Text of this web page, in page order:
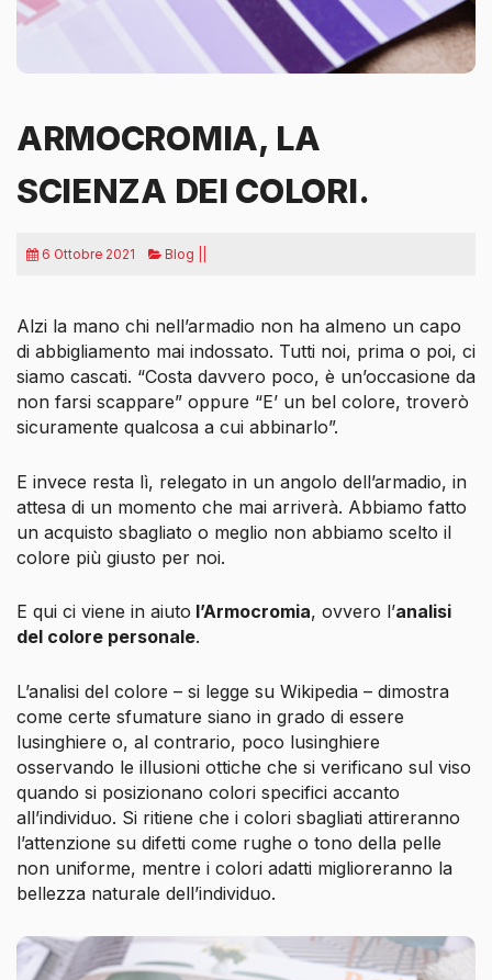
ARMOCROMIA, LA
SCIENZA DEI COLORI.
6 Ottobre 2021 Blog ||
Alzi la mano chi nell’armadio non ha almeno un capo
di abbigliamento mai indossato. Tutti noi, prima o poi, ci
siamo cascati. “Costa davvero poco, è un’occasione da
non farsi scappare” oppure “E’ un bel colore, troverò
sicuramente qualcosa a cui abbinarlo”.
E invece resta lì, relegato in un angolo dell’armadio, in
attesa di un momento che mai arriverà. Abbiamo fatto
un acquisto sbagliato o meglio non abbiamo scelto il
colore più giusto per noi.
E qui ci viene in aiuto l’Armocromia, ovvero l’analisi
del colore personale.
L’analisi del colore – si legge su Wikipedia – dimostra
come certe sfumature siano in grado di essere
lusinghiere o, al contrario, poco lusinghiere
osservando le illusioni ottiche che si verificano sul viso
quando si posizionano colori specifici accanto
all’individuo. Si ritiene che i colori sbagliati attireranno
l’attenzione su difetti come rughe o tono della pelle
non uniforme, mentre i colori adatti miglioreranno la
bellezza naturale dell’individuo.